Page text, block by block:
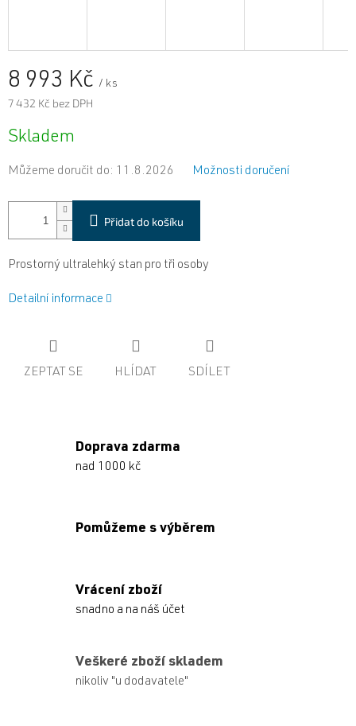
8 993 Kč / ks
7 432 Kč bez DPH
Měrná
Skladem
Můžeme doručit do: 11.8.2026 Možnosti doručení
Přidat do košíku
Prostorný ultralehký stan pro tři osoby
Detailní informace
ZEPTAT SE HLÍDAT SDÍLET
Doprava zdarma
nad 1000 kč
Pomůžeme s výběrem
Vrácení zboží
snadno a na náš účet
Veškeré zboží skladem
nikoliv "u dodavatele"